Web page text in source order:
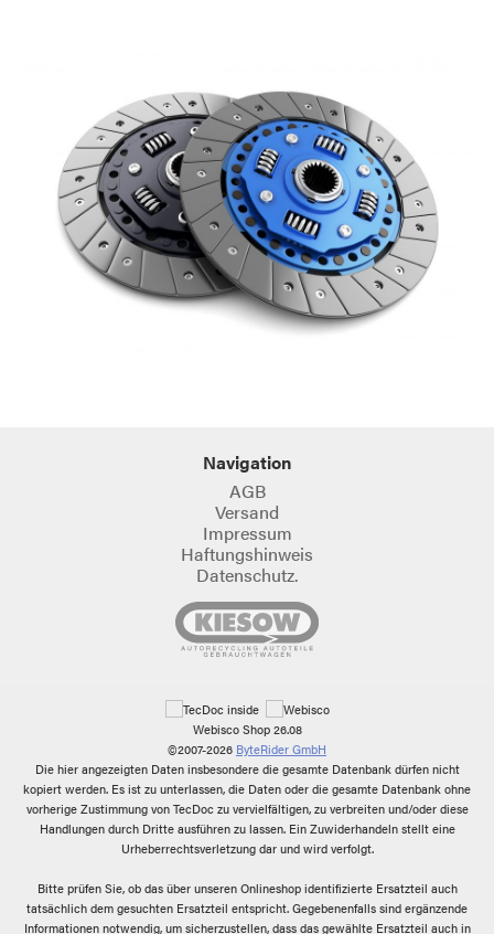
Navigation
AGB
Versand
Impressum
Haftungshinweis
Datenschutz.
Webisco Shop 26.08
©2007-2026 ByteRider GmbH
Die hier angezeigten Daten insbesondere die gesamte Datenbank dürfen nicht
kopiert werden. Es ist zu unterlassen, die Daten oder die gesamte Datenbank ohne
vorherige Zustimmung von TecDoc zu vervielfältigen, zu verbreiten und/oder diese
Handlungen durch Dritte ausführen zu lassen. Ein Zuwiderhandeln stellt eine
Urheberrechtsverletzung dar und wird verfolgt.
Bitte prüfen Sie, ob das über unseren Onlineshop identifizierte Ersatzteil auch
tatsächlich dem gesuchten Ersatzteil entspricht. Gegebenenfalls sind ergänzende
Informationen notwendig, um sicherzustellen, dass das gewählte Ersatzteil auch in